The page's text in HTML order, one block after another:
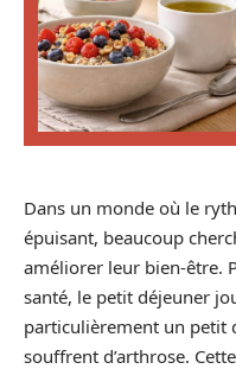
Dans un monde où le
épuisant, beaucoup
améliorer leur bien-être.
santé, le petit déjeuner
particulièrement un petit
souffrent d’arthrose.